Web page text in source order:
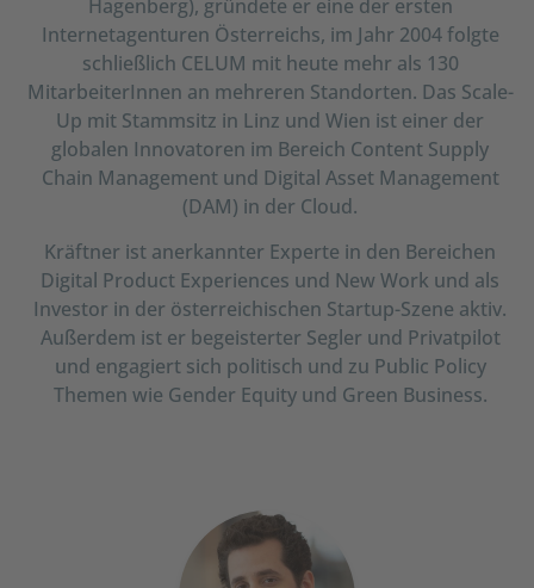
Hagenberg), gründete er eine der ersten
Internetagenturen Österreichs, im Jahr 2004 folgte
schließlich CELUM mit heute mehr als 130
MitarbeiterInnen an mehreren Standorten. Das Scale-
Up mit Stammsitz in Linz und Wien ist einer der
globalen Innovatoren im Bereich Content Supply
Chain Management und Digital Asset Management
(DAM) in der Cloud.
Kräftner ist anerkannter Experte in den Bereichen
Digital Product Experiences und New Work und als
Investor in der österreichischen Startup-Szene aktiv.
Außerdem ist er begeisterter Segler und Privatpilot
und engagiert sich politisch und zu Public Policy
Themen wie Gender Equity und Green Business.